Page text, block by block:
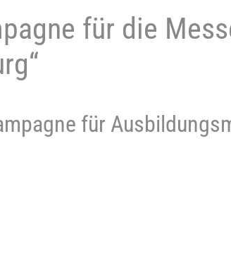
für die
für